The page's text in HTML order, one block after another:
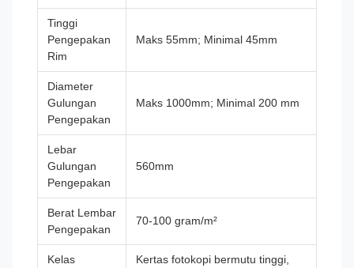
Tinggi
Pengepakan
Rim
Maks 55mm; Minimal 45mm
Diameter
Gulungan
Pengepakan
Maks 1000mm; Minimal 200 mm
Lebar
Gulungan
Pengepakan
560mm
Berat Lembar
Pengepakan
70-100 gram/m²
Kelas
Kertas fotokopi bermutu tinggi,